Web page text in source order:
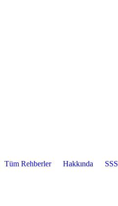
Tüm Rehberler Hakkında SSS